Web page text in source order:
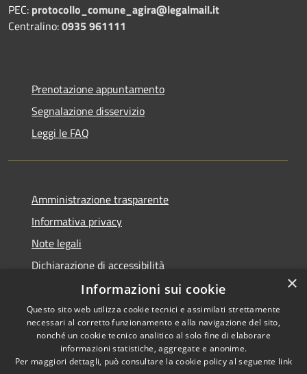
PEC: protocollo_comune_agira@legalmail.it
Centralino:0935 961111
Prenotazione appuntamento
Segnalazione disservizio
Leggi le FAQ
Amministrazione trasparente
Informativa privacy
Note legali
Dichiarazione di accessibilità
Accessibilità
Privacy
Copyright © 2026 • Comune di
Agira • Powered by
Municipium•Accesso
×
Informazioni sui cookie
Questo sito web utilizza cookie tecnici e assimilati strettamente
necessari al corretto funzionamento e alla navigazione del sito,
nonché un cookie tecnico analitico al solo fine di elaborare
informazioni statistiche, aggregate e anonime.
Per maggiori dettagli, può consultare la cookie policy al seguente link